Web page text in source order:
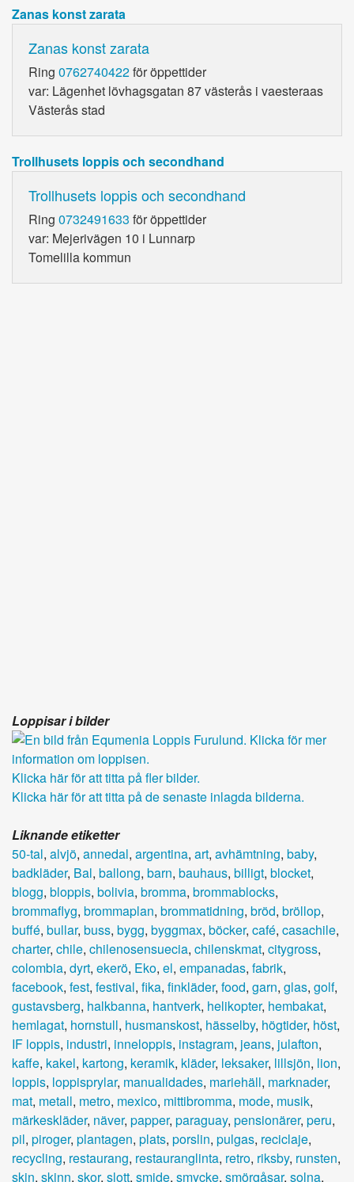
Zanas konst zarata
Zanas konst zarata
Ring 0762740422för öppettider
var: Lägenhet lövhagsgatan 87 västerås i vaesteraas
Västerås stad
Trollhusets loppis och secondhand
Trollhusets loppis och secondhand
Ring 0732491633 för öppettider
var: Mejerivägen 10 i Lunnarp
Tomelilla kommun
Loppisar i bilder
Klicka här för att titta på fler bilder.
Klicka här för att titta på de senaste inlagda bilderna.
Liknande etiketter
50-tal, alvjö, annedal, argentina, art, avhämtning, baby,
badkläder, Bal, ballong, barn, bauhaus, billigt, blocket,
blogg, bloppis, bolivia, bromma, brommablocks,
brommaflyg, brommaplan, brommatidning, bröd, bröllop,
buffé, bullar, buss, bygg, byggmax, böcker, café, casachile,
charter, chile, chilenosensuecia, chilenskmat, citygross,
colombia, dyrt, ekerö, Eko, el, empanadas, fabrik,
facebook, fest, festival, fika, finkläder, food, garn, glas, golf,
gustavsberg, halkbanna, hantverk, helikopter, hembakat,
hemlagat, hornstull, husmanskost, hässelby, högtider, höst,
IF loppis, industri, inneloppis, instagram, jeans, julafton,
kaffe, kakel, kartong, keramik, kläder, leksaker, lillsjön, lion,
loppis, loppisprylar, manualidades, mariehäll, marknader,
mat, metall, metro, mexico, mittibromma, mode, musik,
märkeskläder, näver, papper, paraguay, pensionärer, peru,
pil, piroger, plantagen, plats, porslin, pulgas, reciclaje,
recycling, restaurang, restauranglinta, retro, riksby, runsten,
skin, skinn, skor, slott, smide, smycke, smörgåsar, solna,